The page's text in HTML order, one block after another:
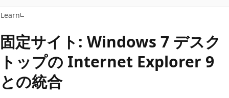
プ
Learn
固定サイト: Windows 7 デスク
トップの Internet Explorer 9
との統合